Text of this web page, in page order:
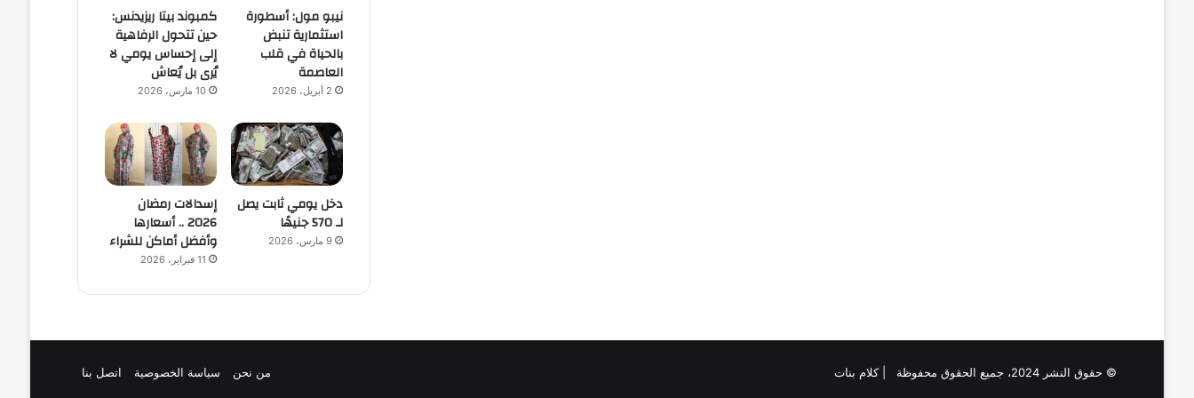
نيبو مول: أسطورة
استثمارية تنبض
بالحياة في قلب
العاصمة
2 أبريل، 2026
كمبوند بيتا ريزيدنس:
حين تتحول الرفاهية
إلى إحساس يومي لا
يُرى بل يُعاش
10 مارس، 2026
دخل يومي ثابت يصل
لـ 570 جنيهًا
9 مارس، 2026
إسدالات رمضان
2026 .. أسعارها
وأفضل أماكن للشراء
11 فبراير، 2026
© حقوق النشر 2024، جميع الحقوق محفوظة | كلام بنات من نحن سياسة الخصوصية اتصل بنا